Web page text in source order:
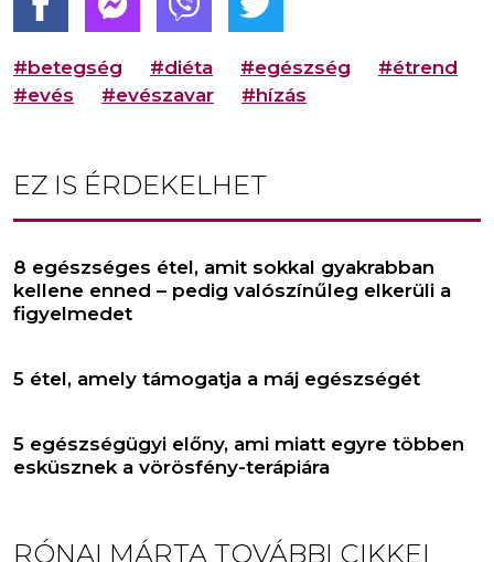
#betegség #diéta #egészség
#étrend
#evés
#evészavar #hízás
EZ IS ÉRDEKELHET
8 egészséges étel, amit sokkal gyakrabban
kellene enned – pedig valószínűleg elkerüli a
figyelmedet
5 étel, amely támogatja a máj egészségét
5 egészségügyi előny, ami miatt egyre többen
esküsznek a vörösfény-terápiára
RÓNAI MÁRTA TOVÁBBI CIKKEI